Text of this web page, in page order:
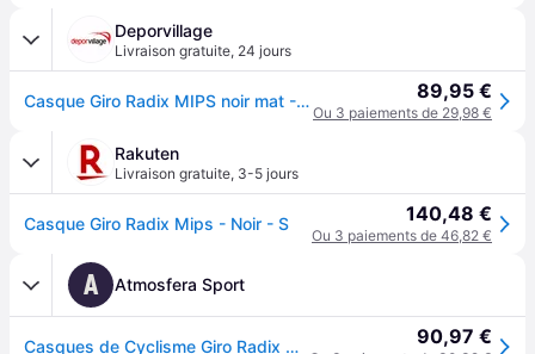
Deporvillage
Livraison gratuite, 24 jours
Casque Giro Radix MIPS noir mat - S - Black 89,95 €
Ou 3 paiements de 29,98 €
Rakuten
Livraison gratuite, 3-5 jours
Casque Giro Radix Mips - Noir - S 140,48 €
Ou 3 paiements de 46,82 €
A Atmosfera Sport
Casques de Cyclisme Giro Radix Mips Matte Chalk 90,97 €